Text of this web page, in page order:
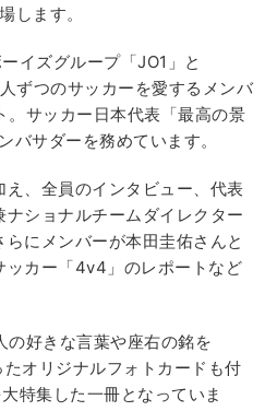
します。
イズグループ「JO1」と
ずつのサッカーを愛するメンバ
。サッカー日本代表「最高の景
サダーを務めています。
、全員のインタビュー、代表
ショナルチームダイレクター
にメンバーが本田圭佑さんと
ッカー「4v4」のレポートなど
の好きな言葉や座右の銘を
オリジナルフォトカードも付
特集した一冊となっていま